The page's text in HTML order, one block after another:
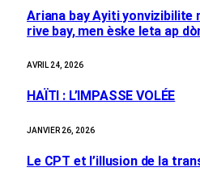
Ariana bay Ayiti yonvizibilite
rive bay, men èske leta ap
AVRIL 24, 2026
HAÏTI : L’IMPASSE VOLÉE
JANVIER 26, 2026
Le CPT et l’illusion de la